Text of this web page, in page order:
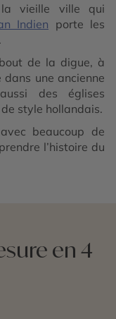
la vieille ville qui
Indien porte les
de la digue, à
dans une ancienne
des églises
style hollandais.
beaucoup de
l’histoire du
en 4